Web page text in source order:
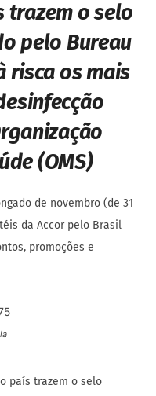
trazem o selo
pelo Bureau
risca os mais
(OMS)
de novembro (de 31
da Accor pelo Brasil
promoções e
país trazem o selo